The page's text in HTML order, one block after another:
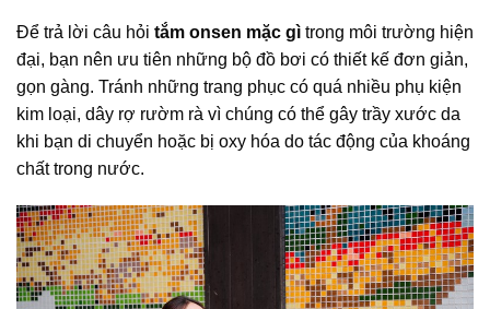
Để trả lời câu hỏi tắm onsen mặc gì trong môi trường hiện
đại, bạn nên ưu tiên những bộ đồ bơi có thiết kế đơn giản,
gọn gàng. Tránh những trang phục có quá nhiều phụ kiện
kim loại, dây rợ rườm rà vì chúng có thể gây trầy xước da
khi bạn di chuyển hoặc bị oxy hóa do tác động của khoáng
chất trong nước.